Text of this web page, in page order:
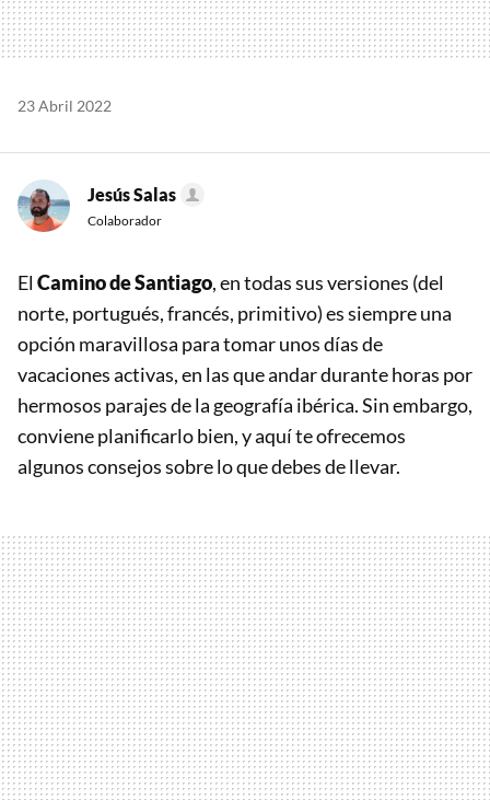
23 Abril 2022
Jesús Salas
Colaborador
El Camino de Santiago, en todas sus versiones (del
norte, portugués, francés, primitivo) es siempre una
opción maravillosa para tomar unos días de
vacaciones activas, en las que andar durante horas por
hermosos parajes de la geografía ibérica. Sin embargo,
conviene planificarlo bien, y aquí te ofrecemos
algunos consejos sobre lo que debes de llevar.